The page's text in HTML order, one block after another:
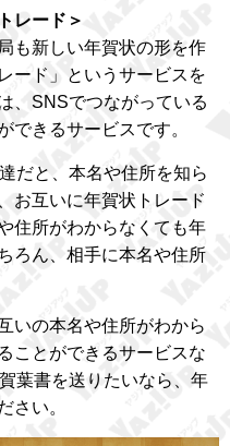
レード＞
も新しい年賀状の形を作
ード」というサービスを
、SNSでつながっている
できるサービスです。
だと、本名や住所を知ら
お互いに年賀状トレード
住所がわからなくても年
ろん、相手に本名や住所
いの本名や住所がわから
ことができるサービスな
葉書を送りたいなら、年
さい。